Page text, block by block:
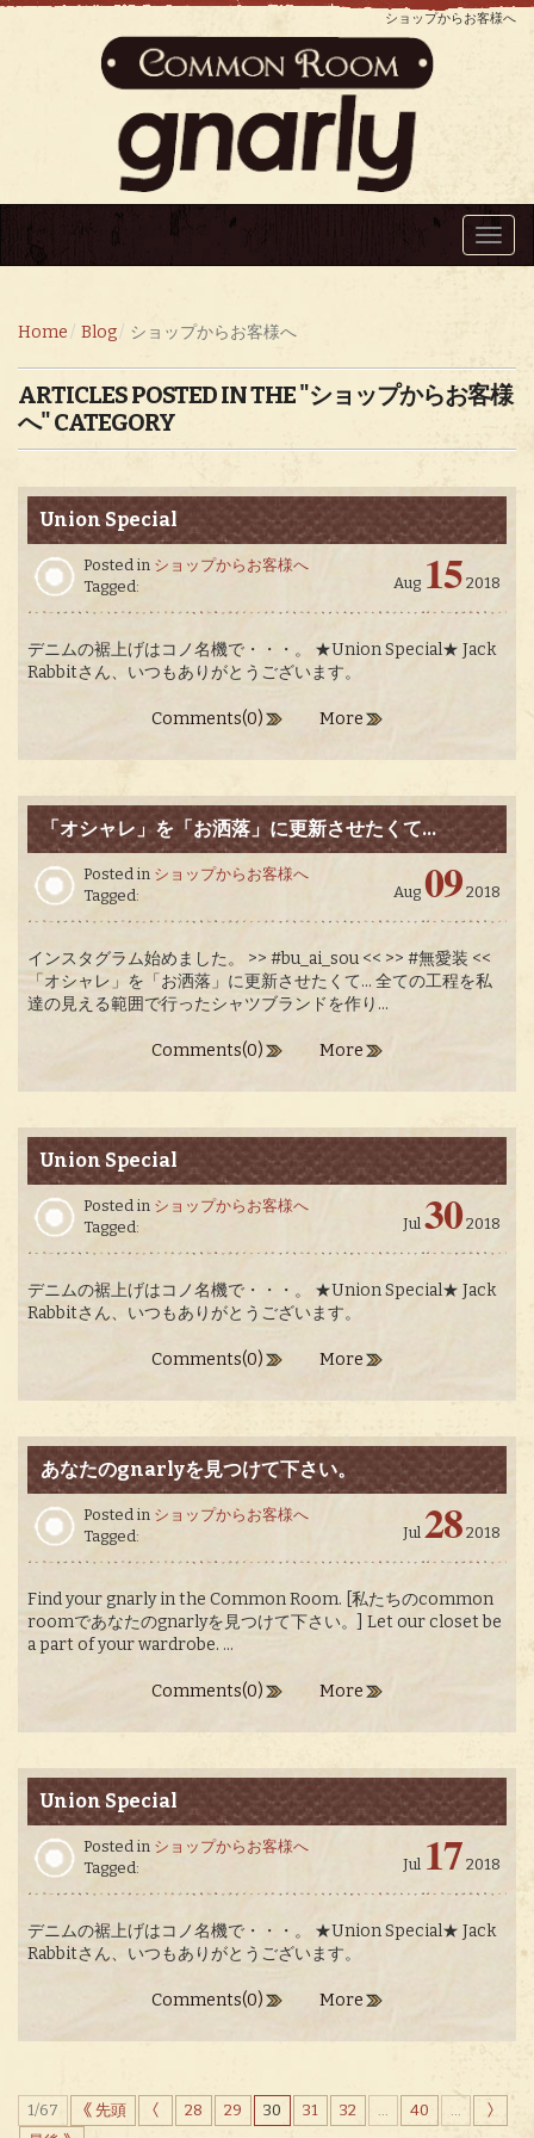
ショップからお客様へ
Home Blog ショップからお客様へ
ARTICLES POSTED IN THE "ショップからお客様
へ" CATEGORY
Union Special
Posted in ショップからお客様へ
Tagged:
Aug 15 2018
デニムの裾上げはコノ名機で・・・。 ★Union Special★ Jack
Rabbitさん、いつもありがとうございます。
Comments(0) More
「オシャレ」を「お洒落」に更新させたくて…
Posted in ショップからお客様へ
Tagged:
Aug 09 2018
インスタグラム始めました。 >> #bu_ai_sou << >> #無愛装 <<
「オシャレ」を「お洒落」に更新させたくて… 全ての工程を私
達の見える範囲で行ったシャツブランドを作り...
Comments(0) More
Union Special
Posted in ショップからお客様へ
Tagged:
Jul 30 2018
デニムの裾上げはコノ名機で・・・。 ★Union Special★ Jack
Rabbitさん、いつもありがとうございます。
Comments(0) More
あなたのgnarlyを見つけて下さい。
Posted in ショップからお客様へ
Tagged:
Jul 28 2018
Find your gnarly in the Common Room. [私たちのcommon
roomであなたのgnarlyを見つけて下さい。] Let our closet be
a part of your wardrobe. ...
Comments(0) More
Union Special
Posted in ショップからお客様へ
Tagged:
Jul 17 2018
デニムの裾上げはコノ名機で・・・。 ★Union Special★ Jack
Rabbitさん、いつもありがとうございます。
Comments(0) More
1/67 先頭 28 29 30 31 32 40